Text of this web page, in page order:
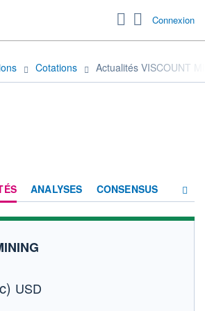
Connexion
Cotations Actualités VISCOUNT
ANALYSES CONSENSUS
USD